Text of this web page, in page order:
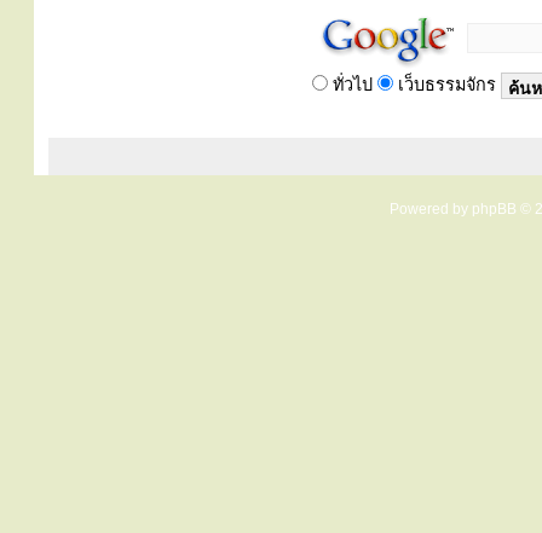
ทั่วไป เว็บธรรมจักร
Powered by phpBB ©